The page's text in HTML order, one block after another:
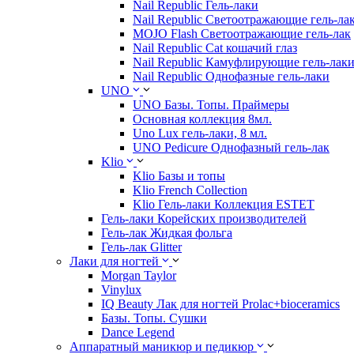
Nail Republic Гель-лаки
Nail Republic Светоотражающие гель-
MOJO Flash Светоотражающие гель-лак
Nail Republic Cat кошачий глаз
Nail Republic Камуфлирующие гель-лаки
Nail Republic Однофазные гель-лаки
UNO
UNO Базы. Топы. Праймеры
Основная коллекция 8мл.
Uno Lux гель-лаки, 8 мл.
UNO Pedicure Однофазный гель-лак
Klio
Klio Базы и топы
Klio French Collection
Klio Гель-лаки Коллекция ESTET
Гель-лаки Корейских производителей
Гель-лак Жидкая фольга
Гель-лак Glitter
Лаки для ногтей
Morgan Taylor
Vinylux
IQ Beauty Лак для ногтей Prolac+bioceramics
Базы. Топы. Сушки
Dance Legend
Аппаратный маникюр и педикюр